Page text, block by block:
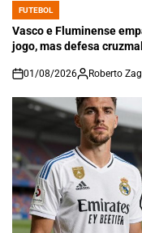
POSTED
IN
FUTEBOL
Vasco e Fluminense
jogo, mas defesa
on
01/08/2026 Roberto